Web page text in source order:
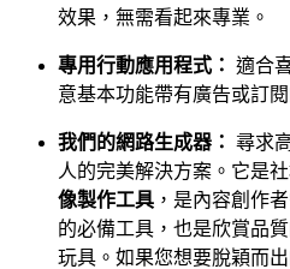
效果，無需看起來專業。
專用行動應用程式： 適合
意基本功能帶有廣告或訂
我們的網路生成器： 尋求
人的完美解決方案。它是
像製作工具 ，是內容創作
的必備工具，也是欣賞品
玩具。如果您想要脫穎而